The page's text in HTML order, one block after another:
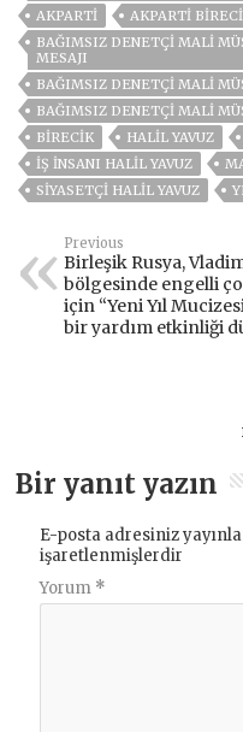
AKPARTİ
AKPARTI
BAĞIMSIZ DENETÇİ MALİ
MESAJI
BAĞIMSIZ DENETÇI MALI
BAĞIMSIZ DENETÇI MALI
BİRECİK
HALİL YAVUZ
IŞ INSANI HALIL YAVUZ
SIYASETÇI HALIL YAVUZ
Previous
Birleşik Rusya,
bölgesinde engelli
için “Yeni Yıl
bir yardım etkinliği
Bir yanıt yazın
E-posta adresiniz
işaretlenmişlerdir
Yorum *